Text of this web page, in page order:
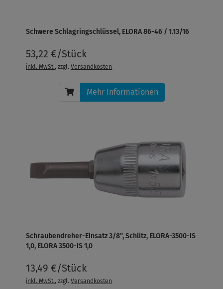
Schwere Schlagringschlüssel, ELORA 86-46 / 1.13/16
53,22 €/Stück
inkl. MwSt., zzgl.Versandkosten
Mehr Informationen
Schraubendreher-Einsatz 3/8", Schlitz, ELORA-3500-IS
1,0, ELORA 3500-IS 1,0
13,49 €/Stück
inkl. MwSt., zzgl.Versandkosten